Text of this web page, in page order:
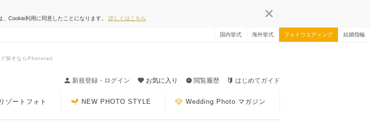
Cookie利用に同意したことになります。 詳しくはこちら
国内挙式 海外挙式 フォトウエディング 結婚指輪
グ探すならPhotorait
新規登録・ログイン
お気に入り 閲覧履歴 はじめてガイド
ゾートフォト NEW PHOTO STYLE Wedding Photo マガジン